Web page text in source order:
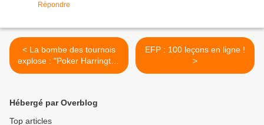
Répondre
< La bombe des tournois
explose : "Poker Harrington
1"
EFP : 100 leçons en ligne !
>
Hébergé par Overblog
Top articles